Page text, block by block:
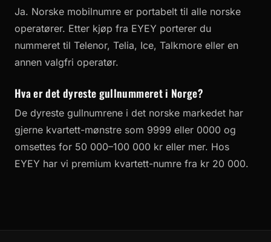
Ja. Norske mobilnumre er portabelt til alle norske
operatører. Etter kjøp fra EYEY porterer du
nummeret til Telenor, Telia, Ice, Talkmore eller en
annen valgfri operatør.
Hva er det dyreste gullnummeret i Norge?
De dyreste gullnumrene i det norske markedet har
gjerne kvartett-mønstre som 9999 eller 0000 og
omsettes for 50 000–100 000 kr eller mer. Hos
EYEY har vi premium kvartett-numre fra kr 20 000.